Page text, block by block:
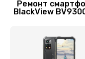
Замена
Ремонт
BlackView